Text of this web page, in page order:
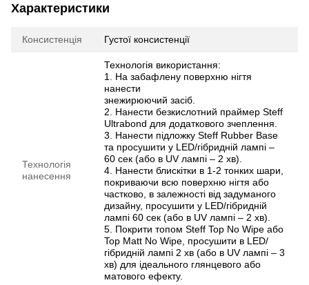
Характеристики
Консистенція Густої консистенції
Технологія
нанесення
Технологія використання:
1. Ha забафлену поверхню нігтя
нанести
знежирюючий засіб.
2. Нанести безкислотний праймер Steff
Ultrabond для додаткового зчеплення.
3. Нанести підложку Steff Rubber Base
та просушити у LED/гібридній лампі –
60 сек (або в UV лампі – 2 хв).
4. Нанести блискітки в 1-2 тонких шари,
покриваючи всю поверхню нігтя або
частково, в залежності від задуманого
дизайну, просушити у LED/гібридній
лампі 60 сек (або в UV лампі – 2 хв).
5. Покрити топом Steff Top No Wipe або
Top Matt No Wipe, просушити в LED/
гібридній лампі 2 хв (або в UV лампі – 3
хв) для ідеального глянцевого або
матового ефекту.